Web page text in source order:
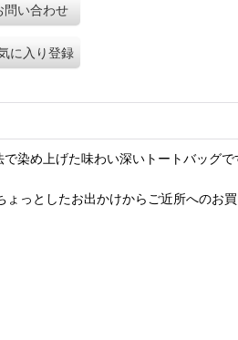
問い合わせ
に入り登録
め上げた味わい深いトートバッグ
っとしたお出かけからご近所へのお